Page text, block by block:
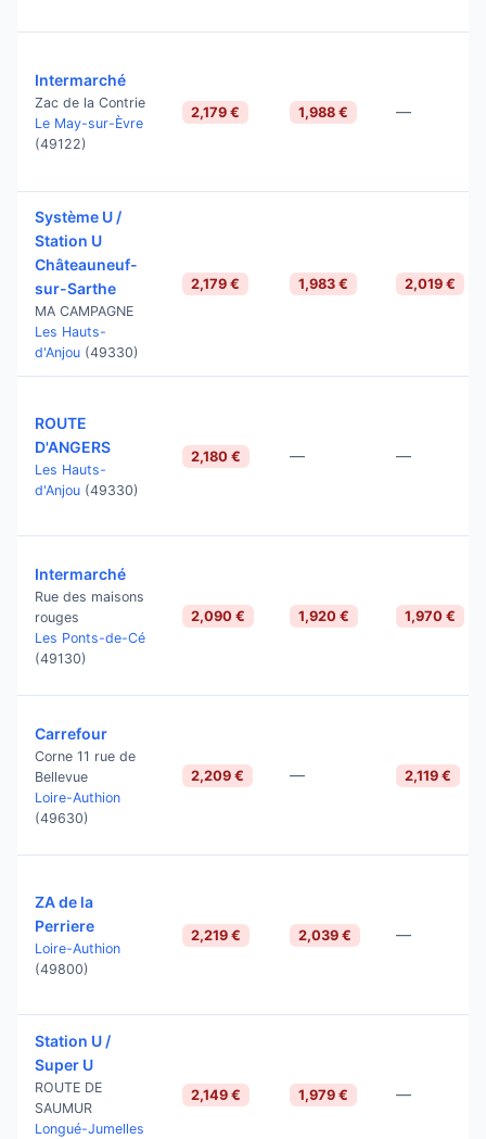
Intermarché
Zac de la Contrie
Le May-sur-Èvre
(49122)
2,179 € 1,988 € —
Système U /
Station U
Châteauneuf-
sur-Sarthe
MA CAMPAGNE
Les Hauts-
d'Anjou (49330)
2,179 € 1,983 € 2,019 €
ROUTE
D'ANGERS
Les Hauts-
d'Anjou (49330)
2,180 € — —
Intermarché
Rue des maisons
rouges
Les Ponts-de-Cé
(49130)
2,090 € 1,920 € 1,970 €
Carrefour
Corne 11 rue de
Bellevue
Loire-Authion
(49630)
2,209 € — 2,119 €
ZA de la
Perriere
Loire-Authion
(49800)
2,219 € 2,039 € —
Station U /
Super U
ROUTE DE
SAUMUR
Longué-Jumelles
2,149 € 1,979 € —